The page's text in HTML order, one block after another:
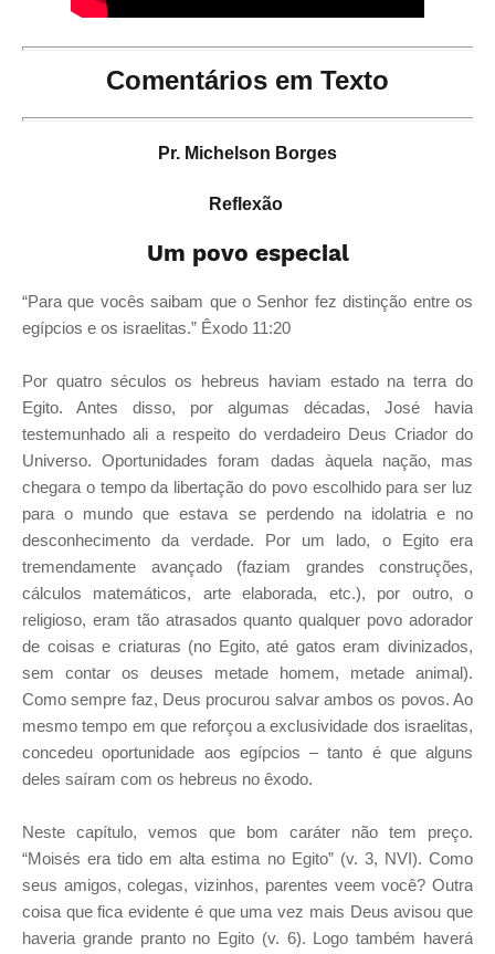
Comentários em Texto
Pr. Michelson Borges
Reflexão
Um povo especial
“Para que vocês saibam que o Senhor fez distinção entre os
egípcios e os israelitas.” Êxodo 11:20
Por quatro séculos os hebreus haviam estado na terra do
Egito. Antes disso, por algumas décadas, José havia
testemunhado ali a respeito do verdadeiro Deus Criador do
Universo. Oportunidades foram dadas àquela nação, mas
chegara o tempo da libertação do povo escolhido para ser luz
para o mundo que estava se perdendo na idolatria e no
desconhecimento da verdade. Por um lado, o Egito era
tremendamente avançado (faziam grandes construções,
cálculos matemáticos, arte elaborada, etc.), por outro, o
religioso, eram tão atrasados quanto qualquer povo adorador
de coisas e criaturas (no Egito, até gatos eram divinizados,
sem contar os deuses metade homem, metade animal).
Como sempre faz, Deus procurou salvar ambos os povos. Ao
mesmo tempo em que reforçou a exclusividade dos israelitas,
concedeu oportunidade aos egípcios – tanto é que alguns
deles saíram com os hebreus no êxodo.
Neste capítulo, vemos que bom caráter não tem preço.
“Moisés era tido em alta estima no Egito” (v. 3, NVI). Como
seus amigos, colegas, vizinhos, parentes veem você? Outra
coisa que fica evidente é que uma vez mais Deus avisou que
haveria grande pranto no Egito (v. 6). Logo também haverá